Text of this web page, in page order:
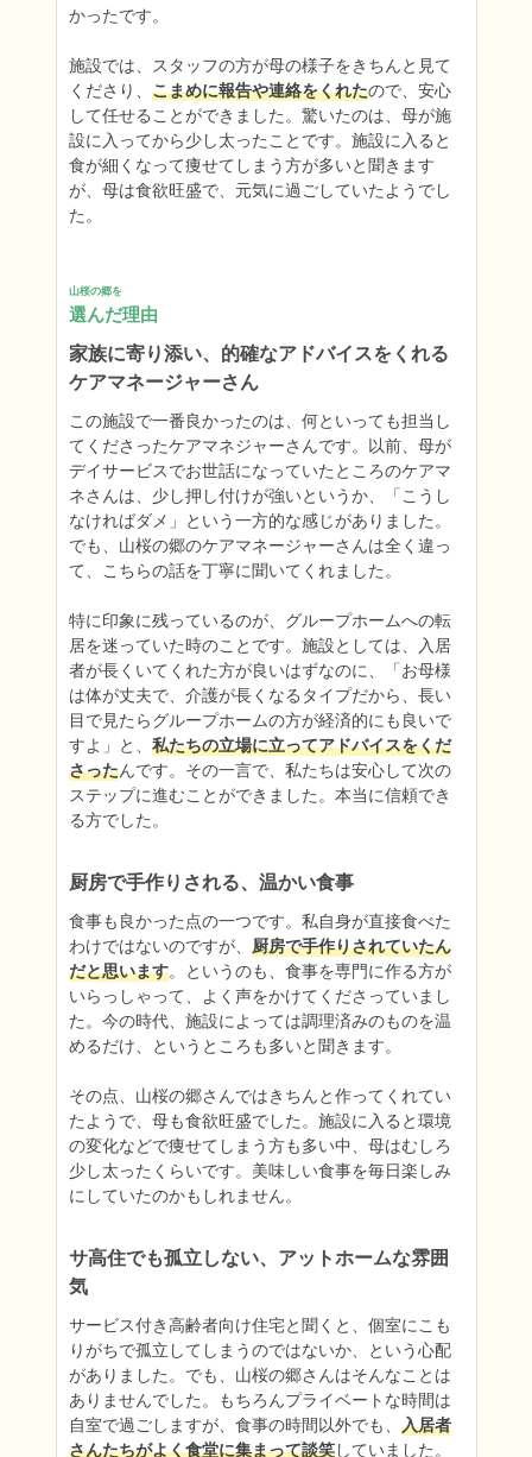
かったです。
施設では、スタッフの方が母の様子をきちんと見て
くださり、 こまめに報告や連絡をくれたので、安心
して任せることができました。驚いたのは、母が施
設に入ってから少し太ったことです。施設に入ると
食が細くなって痩せてしまう方が多いと聞きます
が、母は食欲旺盛で、元気に過ごしていたようでし
た。
山桜の郷を
選んだ理由
家族に寄り添い、的確なアドバイスをくれる
ケアマネージャーさん
この施設で一番良かったのは、何といっても担当し
てくださったケアマネジャーさんです。以前、母が
デイサービスでお世話になっていたところのケアマ
ネさんは、少し押し付けが強いというか、「こうし
なければダメ」という一方的な感じがありました。
でも、山桜の郷のケアマネージャーさんは全く違っ
て、こちらの話を丁寧に聞いてくれました。
特に印象に残っているのが、グループホームへの転
居を迷っていた時のことです。施設としては、入居
者が長くいてくれた方が良いはずなのに、「お母様
は体が丈夫で、介護が長くなるタイプだから、長い
目で見たらグループホームの方が経済的にも良いで
すよ」と、 私たちの立場に立ってアドバイスをくだ
さったんです。その一言で、私たちは安心して次の
ステップに進むことができました。本当に信頼でき
る方でした。
厨房で手作りされる、温かい食事
食事も良かった点の一つです。私自身が直接食べた
わけではないのですが、 厨房で手作りされていたん
だと思います。というのも、食事を専門に作る方が
いらっしゃって、よく声をかけてくださっていまし
た。今の時代、施設によっては調理済みのものを温
めるだけ、というところも多いと聞きます。
その点、山桜の郷さんではきちんと作ってくれてい
たようで、母も食欲旺盛でした。施設に入ると環境
の変化などで痩せてしまう方も多い中、母はむしろ
少し太ったくらいです。美味しい食事を毎日楽しみ
にしていたのかもしれません。
サ高住でも孤立しない、アットホームな雰囲
気
サービス付き高齢者向け住宅と聞くと、個室にこも
りがちで孤立してしまうのではないか、という心配
がありました。でも、山桜の郷さんはそんなことは
ありませんでした。もちろんプライベートな時間は
自室で過ごしますが、食事の時間以外でも、 入居者
さんたちがよく食堂に集まって談笑していました。